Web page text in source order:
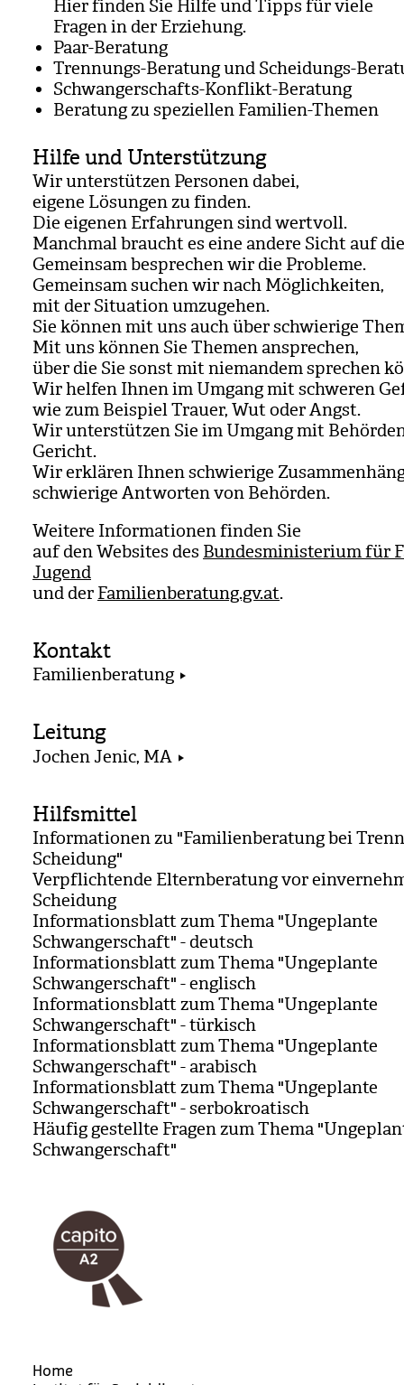
Hier fin­den Sie Hilfe und Tipps für viele
Fra­gen in der Erzie­hung.
Paar-Bera­tung
Tren­nungs-Bera­tung und Schei­dungs-
Schwan­ger­schafts-Kon­flikt-Bera­tung
Bera­tung zu spe­zi­el­len Fami­lien-The­men
Hilfe und Unterstützung
Wir unter­stüt­zen Per­so­nen dabei,
eigene Lösun­gen zu fin­den.
Die eige­nen Erfah­run­gen sind wert­voll.
Manch­mal braucht es eine andere Sicht auf
Gemein­sam bespre­chen wir die Pro­bleme.
Gemein­sam suchen wir nach Mög­lich­kei­ten,
mit der Situa­tion umzu­ge­hen.
Sie kön­nen mit uns auch über schwie­rige
Mit uns kön­nen Sie The­men anspre­chen,
über die Sie sonst mit nie­man­dem spre­chen
Wir hel­fen Ihnen im Umgang mit schwe­ren
wie zum Bei­spiel Trauer, Wut oder Angst.
Wir unter­stüt­zen Sie im Umgang mit
Gericht.
Wir erklä­ren Ihnen schwie­rige
schwie­rige Ant­wor­ten von Behör­den.
Wei­tere Infor­ma­tio­nen fin­den Sie
auf den Web­sites des Bundesministerium für
Jugend
und derFamilienberatung.gv.at.
Kontakt
Familienberatung
Leitung
Jochen Jenic, MA
Hilfsmittel
Informationen zu "Familienberatung bei
Scheidung"
Verpflichtende Elternberatung vor
Scheidung
Informationsblatt zum Thema "Ungeplante
Schwangerschaft" - deutsch
Informationsblatt zum Thema "Ungeplante
Schwangerschaft" - englisch
Informationsblatt zum Thema "Ungeplante
Schwangerschaft" - türkisch
Informationsblatt zum Thema "Ungeplante
Schwangerschaft" - arabisch
Informationsblatt zum Thema "Ungeplante
Schwangerschaft" - serbokroatisch
Häufig gestellte Fragen zum Thema
Schwangerschaft"
Home